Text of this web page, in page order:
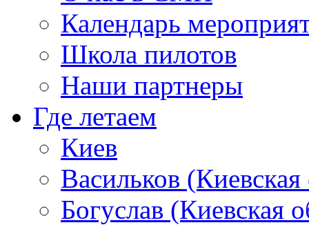
Календарь
Школа пилотов
Наши партнеры
Где летаем
Киев
Васильков
Богуслав (Киевская